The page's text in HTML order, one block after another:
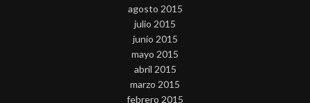
agosto 2015
julio 2015
junio 2015
mayo 2015
abril 2015
marzo 2015
febrero 2015